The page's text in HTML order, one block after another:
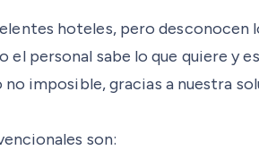
hoteles, pero desconocen
el personal sabe lo que quiere y
imposible, gracias a nuestra
son: